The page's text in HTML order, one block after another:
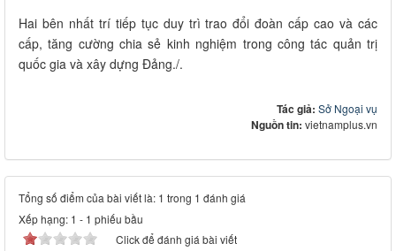
Hai bên nhất trí tiếp tục duy trì trao đổi đoàn cấp cao và các
cấp, tăng cường chia sẻ kinh nghiệm trong công tác quản trị
quốc gia và xây dựng Đảng./.
Tác giả: Sở Ngoại vụ
Nguồn tin: vietnamplus.vn
Tổng số điểm của bài viết là: 1 trong 1 đánh giá
Xếp hạng: 1 - 1 phiếu bầu
Click để đánh giá bài viết